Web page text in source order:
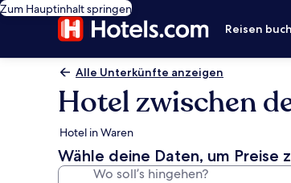
Zum Hauptinhalt springen
Reisen
Alle Unterkünfte anzeigen
Hotel zwischen
Hotel in Waren
Wähle deine Daten, um Preise
Wo soll’s hingehen?